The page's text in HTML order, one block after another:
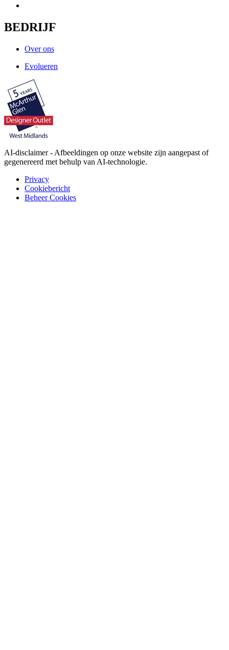
BEDRIJF
Over ons
Evolueren
AI-disclaimer - Afbeeldingen op onze website zijn aangepast of
gegenereerd met behulp van AI-technologie.
Privacy
Cookiebericht
Beheer Cookies